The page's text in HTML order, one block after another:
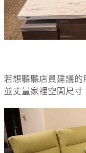
若想聽聽店員建議的
並丈量家裡空間尺